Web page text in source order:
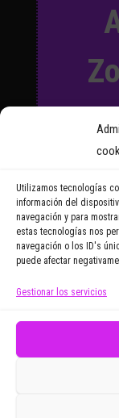
Utilizamos tecnologías
información del
navegación y para
estas tecnologías nos
navegación o los ID's
puede afectar
Gestionar los servicios
y
Email